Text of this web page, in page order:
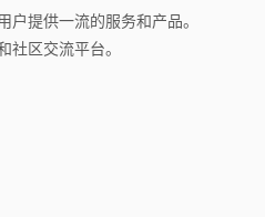
提供一流的服务和产品。
区交流平台。